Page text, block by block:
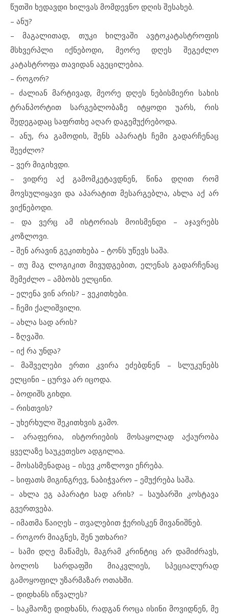
წუთში ხედავდი ხილვას მომდევნო დღის შესახებ.
– ანუ?
– მაგალითად, თუკი ხილვაში ავტოკატასტროფის
მსხვერპლი იქნებოდი, მეორე დღეს შეგეძლო
კატასტროფა თავიდან აგეცილებია.
– როგორ?
– ძალიან მარტივად, მეორე დღეს ნებისმიერი სახის
ტრანპორტით სარგებლობაზე იტყოდი უარს, რის
შედეგადაც საფრთხე აღარ დაგემუქრებოდა.
– ანუ, რა გამოდის, შენს აპარატს ჩემი გადარჩენაც
შეეძლო?
– ვერ მიგიხვდი.
– ვიდრე აქ გამომკეტავდნენ, წინა დღით რომ
მოვსულიყავი და აპარატით მესარგებლა, ახლა აქ არ
ვიქნებოდი.
– და ვერც ამ ისტორიას მოისმენდი – აჯავრებს
კოზლოვი.
– შენ არავინ გეკითხება – ტონს უწევს საშა.
– თუ მაგ ლოგიკით მივუდგებით, ელენას გადარჩენაც
შემეძლო – ამბობს ელცინი.
– ელენა ვინ არის? – ვეკითხები.
– ჩემი ქალიშვილი.
– ახლა სად არის?
– ზღვაში.
– იქ რა უნდა?
– მაშველები ერთი კვირა ეძებდნენ – სლუკუნებს
ელცინი – ცურვა არ იცოდა.
– ბოდიშს გიხდი.
– რისთვის?
– უხერხული შეკითხვის გამო.
– არაფერია, ისტორიების მოსაყოლად აქაურობა
ყველაზე საუკეთესო ადგილია.
– მოსასმენადაც – ისევ კოზლოვი ეჩრება.
– სიფათს მიგინგრევ, ნაბიჭვარო – ემუქრება საშა.
– ახლა ეგ აპარატი სად არის? – საუბარში კოსტავა
გვერთვება.
– იმათმა წაიღეს – თვალებით ჭერისკენ მივანიშნებ.
– როგორ მიაგნეს, შენ უთხარი?
– სამი დღე მაწამეს, მაგრამ კრინტიც არ დამიძრავს,
ბოლოს სარდაფში მიაკვლიეს, სპეციალურად
გამოყოფილ უზარმაზარ ოთახში.
– დიდხანს იწვალეს?
– საკმაოზე დიდხანს, რადგან როცა ისინი მოვიდნენ, მე